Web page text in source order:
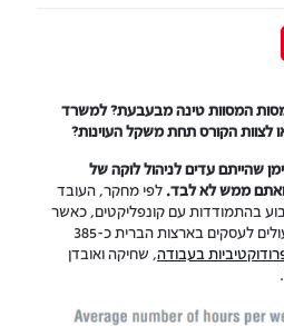
המסוות טינה מבעבעת? למשרד
לצוות הקורס תחת משקל העוינות?
שהייתם עדים לניהול לוקה של
ואתם ממש לא לבד. לפי מחקר, העובד
קונפליקטים במקום העבודה עולים לעסקים בארצות הברית כ-385
בעבודה, שחיקה ואובדן